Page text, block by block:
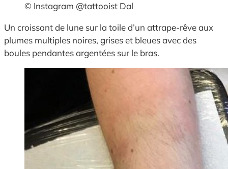
© Instagram @tattooist Dal
Un croissant de lune sur la toile d’un attrape-rêve aux
plumes multiples noires, grises et bleues avec des
boules pendantes argentées sur le bras.